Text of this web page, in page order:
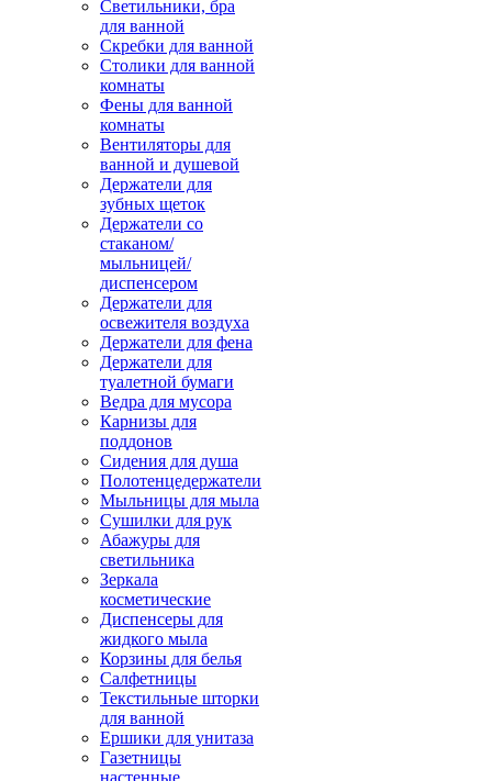
Светильники, бра
для ванной
Скребки для ванной
Столики для ванной
комнаты
Фены для ванной
комнаты
Вентиляторы для
ванной и душевой
Держатели для
зубных щеток
Держатели со
стаканом/
мыльницей/
диспенсером
Держатели для
освежителя воздуха
Держатели для фена
Держатели для
туалетной бумаги
Ведра для мусора
Карнизы для
поддонов
Сидения для душа
Полотенцедержатели
Мыльницы для мыла
Сушилки для рук
Абажуры для
светильника
Зеркала
косметические
Диспенсеры для
жидкого мыла
Корзины для белья
Салфетницы
Текстильные шторки
для ванной
Ершики для унитаза
Газетницы
настенные